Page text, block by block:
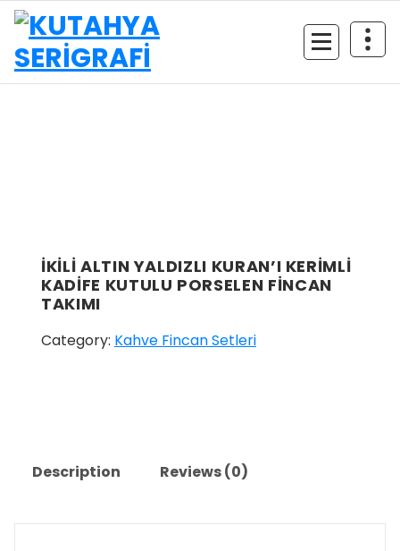
İçeriğe
geç
İKİLİ ALTIN YALDIZLI KURAN’I KERİMLİ
KADİFE KUTULU PORSELEN FİNCAN
TAKIMI
Category: Kahve Fincan Setleri
Description Reviews (0)